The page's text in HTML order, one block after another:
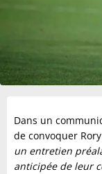
Dans un
de convoquer
un entretien
anticipée de leur